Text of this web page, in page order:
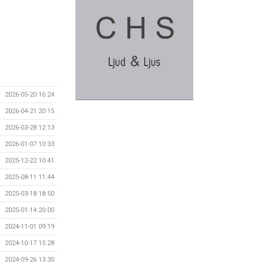
2026-05-20 16:24
2026-04-21 20:15
2026-03-28 12:13
2026-01-07 10:33
2025-12-22 10:41
2025-08-11 11:44
2025-03-18 18:50
2025-01-14 20:00
2024-11-01 09:19
2024-10-17 15:28
2024-09-26 13:30